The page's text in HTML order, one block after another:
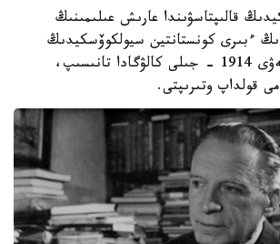
قالىپتاسۋىندا عارىش عىلىمىنىڭ
ءبىرى كونستانتين سيولكوۆسكيدىڭ
ەڭبەگى زور. ول ەكەۋى 1914 - جىلى كالۋگادا تانىسىپ،
قولداپ وتىرىپتى.